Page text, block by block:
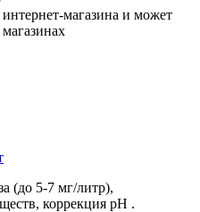
магазина и может
(до 5-7 мг/литр),
коррекция рН .